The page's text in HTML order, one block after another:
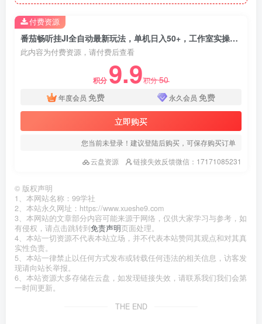
番茄畅听挂JI全自动最新玩法，单机日入50+，工作室实操落地，可矩阵操作
此内容为付费资源，请付费后查看
积分 9.9积分50
年度会员 免费 永久会员 免费
立即购买
您当前未登录！建议登陆后购买，可保存购买订单
云盘资源
链接失效反馈微信：17171085231
付费资源
© 版权声明
1、本网站名称：99学社
2、本站永久网址：https://www.xueshe9.com
3、本网站的文章部分内容可能来源于网络，仅供大家学习与参考，如
有侵权，请点击跳转到免责声明页面处理。
4、本站一切资源不代表本站立场，并不代表本站赞同其观点和对其真
实性负责。
5、本站一律禁止以任何方式发布或转载任何违法的相关信息，访客发
现请向站长举报。
6、本站资源大多存储在云盘，如发现链接失效，请联系我们我们会第
一时间更新。
THE END